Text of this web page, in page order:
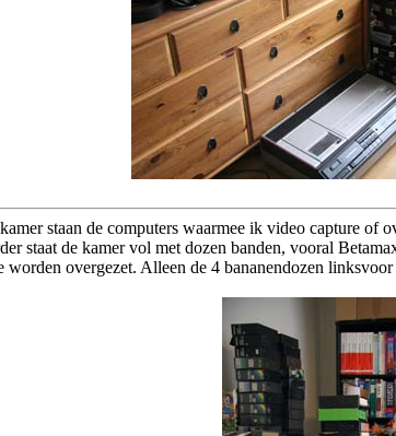
staan de computers waarmee ik video capture of
staat de kamer vol met dozen banden, vooral
worden overgezet. Alleen de 4 bananendozen